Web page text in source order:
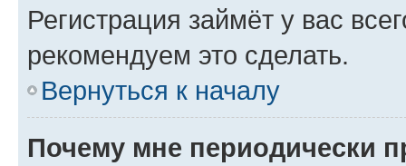
Регистрация займёт у вас
рекомендуем это сделать.
Вернуться к началу
Почему мне периодически